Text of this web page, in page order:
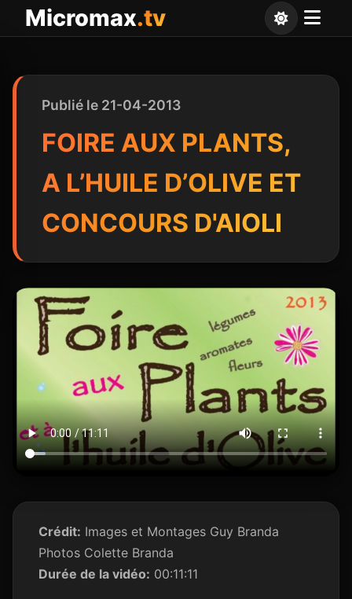
Micromax.tv
Publié le 21-04-2013
FOIRE AUX PLANTS,
A L’HUILE D’OLIVE ET
CONCOURS D'AIOLI
Crédit: Images et Montages Guy Branda
Photos Colette Branda
Durée de la vidéo: 00:11:11
Panneau de gestion des cookies